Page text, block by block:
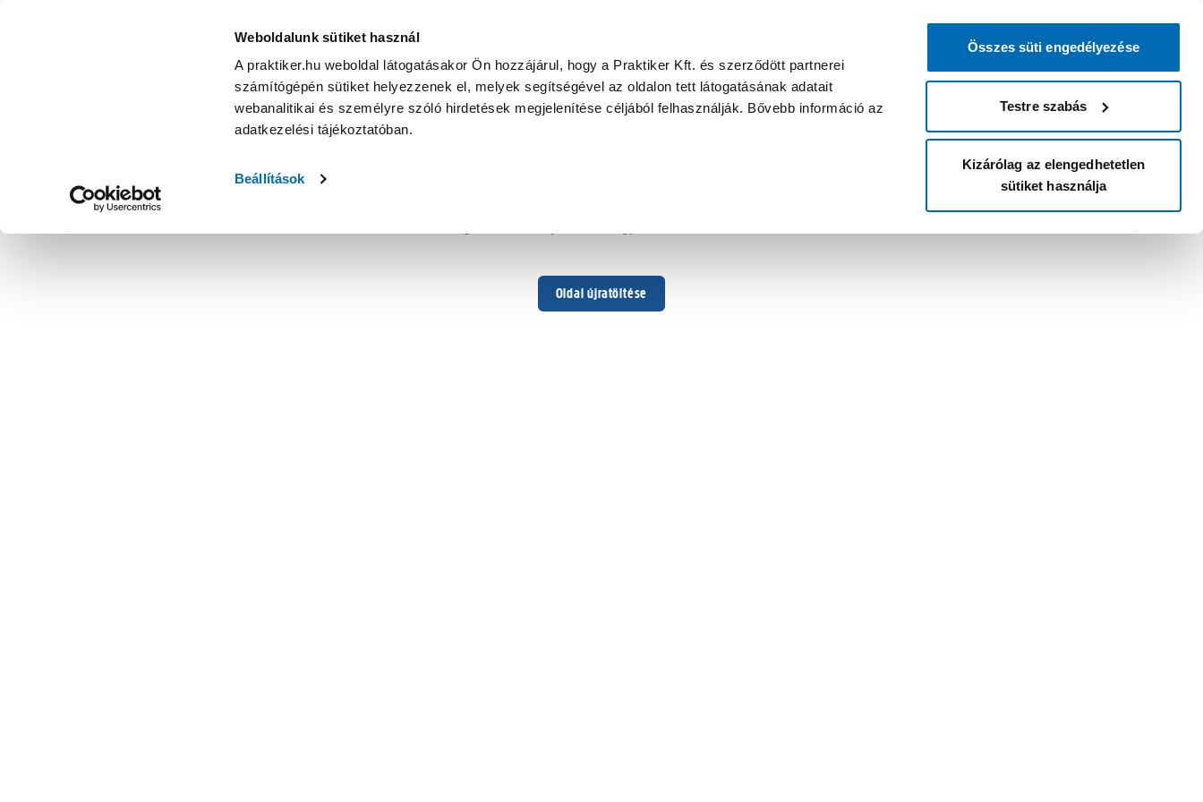
Weboldalunk sütiket használ
A praktiker.hu weboldal látogatásakor Ön hozzájárul, hogy a Praktiker Kft. és szerződött partnerei
számítógépén sütiket helyezzenek el, melyek segítségével az oldalon tett látogatásának adatait
webanalitikai és személyre szóló hirdetések megjelenítése céljából felhasználják. Bővebb információ az
adatkezelési tájékoztatóban.
Beállítások
Összes süti engedélyezése
Testre szabás
Kizárólag az elengedhetetlen
sütiket használja
Oldal újratöltése